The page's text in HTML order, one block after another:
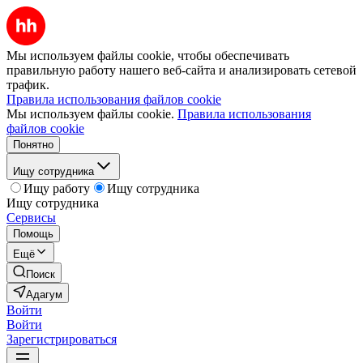
Мы используем файлы cookie, чтобы обеспечивать
правильную работу нашего веб-сайта и анализировать сетевой
трафик.
Правила использования файлов cookie
Мы используем файлы cookie. Правила использования
файлов cookie
Понятно
Ищу сотрудника
Ищу работу
Ищу сотрудника
Ищу сотрудника
Сервисы
Помощь
Ещё
Поиск
Адагум
Войти
Войти
Зарегистрироваться